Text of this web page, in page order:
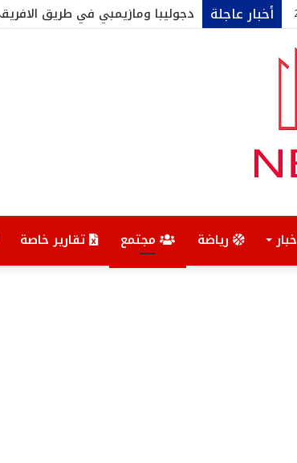
أخبار عاجلة دجوليبا ومازيمبي في طريق
رياضة مجتمع تقارير خاصة